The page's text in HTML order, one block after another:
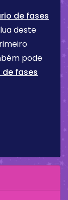
de fases
deste
pode
de fases